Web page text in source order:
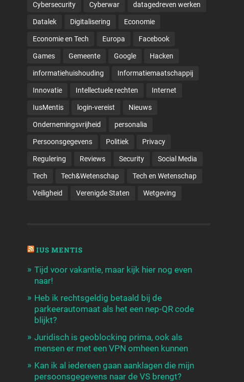
Cybersecurity Cyberwar datagedreven werken
Datalek Digitalisering Economie
Economie en Tech Europa Facebook
Games Gemeente Google Hacken
informatiehuishouding Informatiemaatschappij
Innovatie Intellectuele rechten Internet
IusMentis login-vereist Nieuws
Ondernemingsvrijheid personalia
Persoonsgegevens Politiek Privacy
Regulering Reviews Security Social Media
Tech Tech&Wetenschap Tech en Wetenschap
Veiligheid Verenigde Staten Wetgeving
IUS MENTIS
Tijd voor vakantie, maar kijk hier nog even
naar!
Heb ik rechtsgeldig betaald bij de
parkeerautomaat als het een nep-QR code
blijkt?
Juridisch is geoblocking prima, ook als
mensen er met een VPN omheen kunnen
Kan ik al iedereen gaan aanklagen die mijn
persoonsgegevens naar de VS brengt?